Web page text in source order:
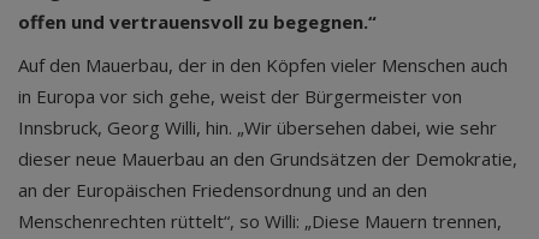
offen und vertrauensvoll zu begegnen.“
Auf den Mauerbau, der in den Köpfen vieler Menschen auch
in Europa vor sich gehe, weist der Bürgermeister von
Innsbruck, Georg Willi, hin. „Wir übersehen dabei, wie sehr
dieser neue Mauerbau an den Grundsätzen der Demokratie,
an der Europäischen Friedensordnung und an den
Menschenrechten rüttelt“, so Willi: „Diese Mauern trennen,